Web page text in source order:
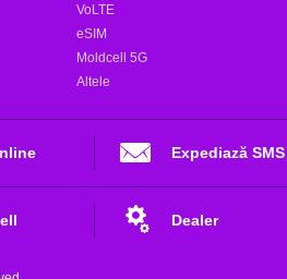
VoLTE
eSIM
Moldcell 5G
Altele
Expediază SMS
Dealer